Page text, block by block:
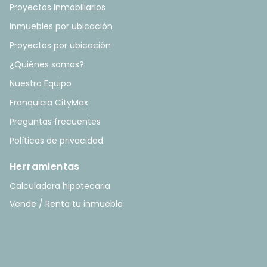
Proyectos Inmobiliarios
Inmuebles por ubicación
Proyectos por ubicación
¿Quiénes somos?
Nuestro Equipo
Franquicia CityMax
Preguntas frecuentes
Políticas de privacidad
Herramientas
Calculadora hipotecaria
Vende / Renta tu inmueble